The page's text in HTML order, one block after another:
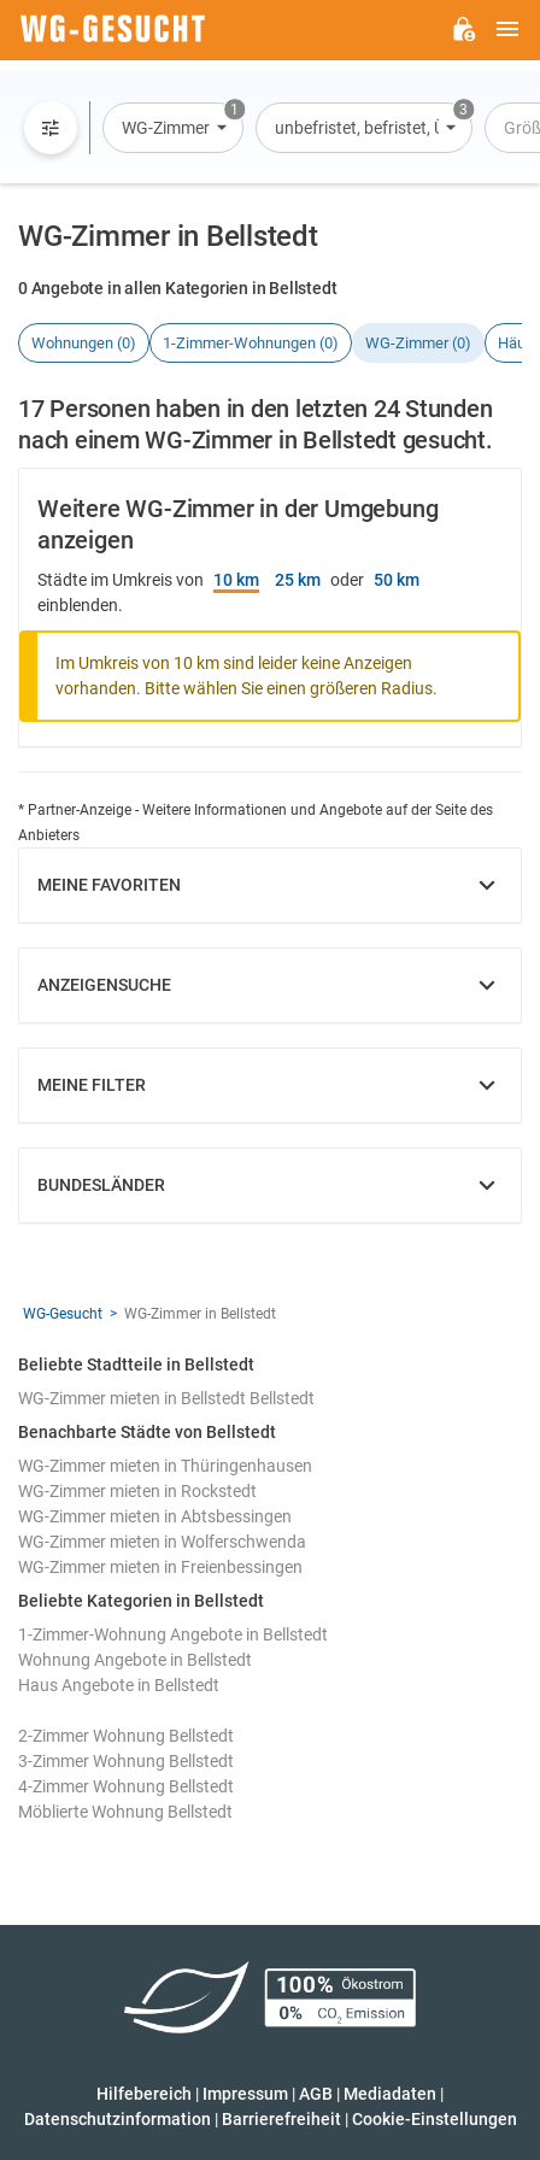
1
WG-Zimmer
3
unbefristet, befristet, Übernachtung
WG-Zimmer in Bellstedt
0 Angebote in allen Kategorien in Bellstedt
Wohnungen (0) 1-Zimmer-Wohnungen (0) WG-Zimmer (0)
17 Personen haben in den letzten 24 Stunden
nach einem WG-Zimmer in Bellstedt gesucht.
Weitere WG-Zimmer in der Umgebung
anzeigen
Städte im Umkreis von 10 km 25 km oder 50 km
einblenden.
Im Umkreis von 10 km sind leider keine Anzeigen
vorhanden. Bitte wählen Sie einen größeren Radius.
* Partner-Anzeige - Weitere Informationen und Angebote auf der Seite des
Anbieters
MEINE FAVORITEN
EINBLENDEN
ANZEIGENSUCHE
EINBLENDEN
MEINE FILTER
EINBLENDEN
BUNDESLÄNDER
EINBLENDEN
WG-Gesucht WG-Zimmer in Bellstedt
Beliebte Stadtteile in Bellstedt
WG-Zimmer mieten in Bellstedt Bellstedt
Benachbarte Städte von Bellstedt
WG-Zimmer mieten in Thüringenhausen
WG-Zimmer mieten in Rockstedt
WG-Zimmer mieten in Abtsbessingen
WG-Zimmer mieten in Wolferschwenda
WG-Zimmer mieten in Freienbessingen
Beliebte Kategorien in Bellstedt
1-Zimmer-Wohnung Angebote in Bellstedt
Wohnung Angebote in Bellstedt
Haus Angebote in Bellstedt
2-Zimmer Wohnung Bellstedt
3-Zimmer Wohnung Bellstedt
4-Zimmer Wohnung Bellstedt
Möblierte Wohnung Bellstedt
Hilfebereich | Impressum |AGB | Mediadaten |
Datenschutzinformation | Barrierefreiheit | Cookie-Einstellungen